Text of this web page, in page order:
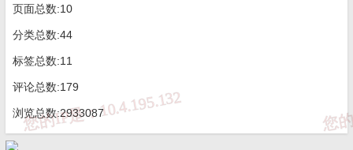
页面总数:10
分类总数:44
标签总数:11
评论总数:179
浏览总数:2933087